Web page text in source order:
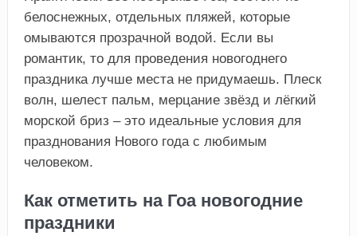
белоснежных, отдельных пляжей, которые
омываются прозрачной водой. Если вы
романтик, то для проведения новогоднего
праздника лучше места не придумаешь. Плеск
волн, шелест пальм, мерцание звёзд и лёгкий
морской бриз – это идеальные условия для
празднования Нового года с любимым
человеком.
Как отметить на Гоа новогодние
праздники